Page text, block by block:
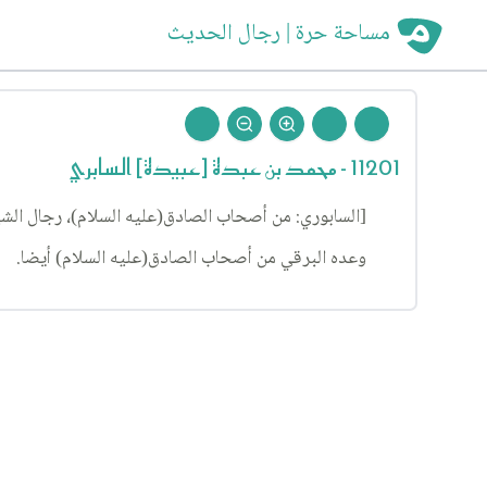
مساحة حرة | رجال الحديث
11201 - محمد بن عبدة [عبيدة] السابري
[السابوري: من أصحاب الصادق(عليه السلام)، رجال الشيخ
وعده البرقي من أصحاب الصادق(عليه السلام) أيضا.